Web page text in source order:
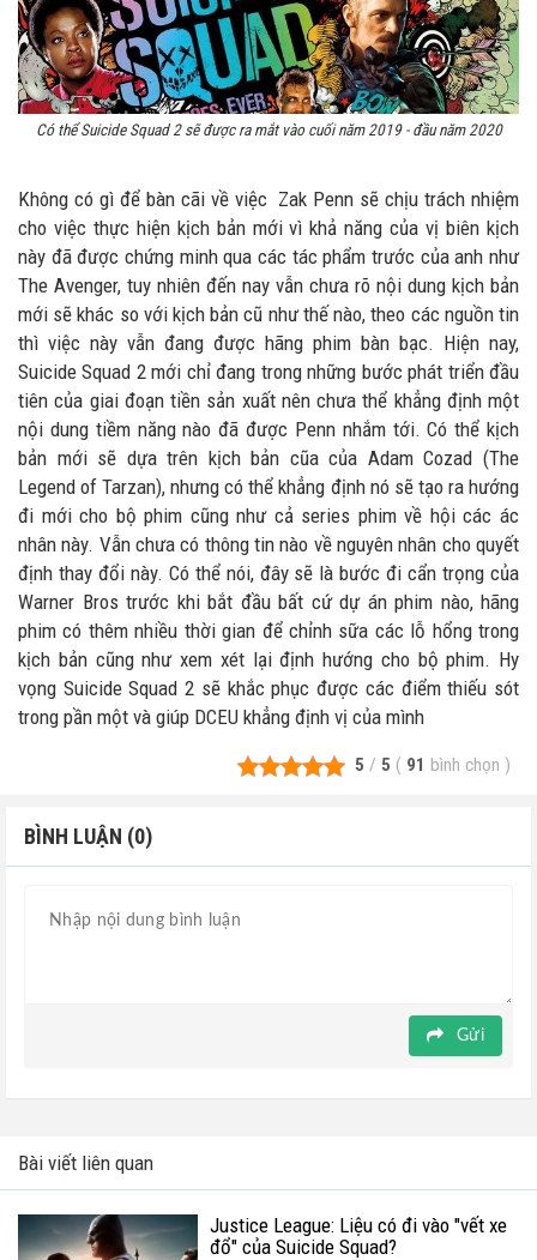
Có thể Suicide Squad 2 sẽ được ra mắt vào cuối năm 2019 - đầu năm 2020
Không có gì để bàn cãi về việc Zak Penn sẽ chịu trách nhiệm
cho việc thực hiện kịch bản mới vì khả năng của vị biên kịch
này đã được chứng minh qua các tác phẩm trước của anh như
The Avenger, tuy nhiên đến nay vẫn chưa rõ nội dung kịch bản
mới sẽ khác so với kịch bản cũ như thế nào, theo các nguồn tin
thì việc này vẫn đang được hãng phim bàn bạc. Hiện nay,
Suicide Squad 2 mới chỉ đang trong những bước phát triển đầu
tiên của giai đoạn tiền sản xuất nên chưa thể khẳng định một
nội dung tiềm năng nào đã được Penn nhắm tới. Có thể kịch
bản mới sẽ dựa trên kịch bản cũa của Adam Cozad (The
Legend of Tarzan), nhưng có thể khẳng định nó sẽ tạo ra hướng
đi mới cho bộ phim cũng như cả series phim về hội các ác
nhân này. Vẫn chưa có thông tin nào về nguyên nhân cho quyết
định thay đổi này. Có thể nói, đây sẽ là bước đi cẩn trọng của
Warner Bros trước khi bắt đầu bất cứ dự án phim nào, hãng
phim có thêm nhiều thời gian để chỉnh sữa các lỗ hổng trong
kịch bản cũng như xem xét lại định hướng cho bộ phim. Hy
vọng Suicide Squad 2 sẽ khắc phục được các điểm thiếu sót
trong pần một và giúp DCEU khẳng định vị của mình
5 / 5 ( 91 bình chọn )
BÌNH LUẬN (0)
Gửi
Bài viết liên quan
Justice League: Liệu có đi vào "vết xe
đổ" của Suicide Squad?